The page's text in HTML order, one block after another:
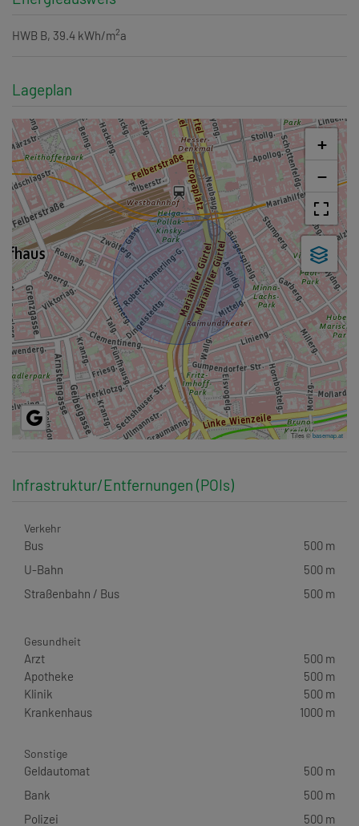
HWB B, 39.4 kWh/m2a
Lageplan
+
−
Tiles ©basemap.at
Infrastruktur/Entfernungen (POIs)
Verkehr
Bus
500 m
U-Bahn
500 m
Straßenbahn / Bus
500 m
Gesundheit
Arzt
500 m
Apotheke
500 m
Klinik
500 m
Krankenhaus
1000 m
Sonstige
Geldautomat
500 m
Bank
500 m
Polizei
500 m